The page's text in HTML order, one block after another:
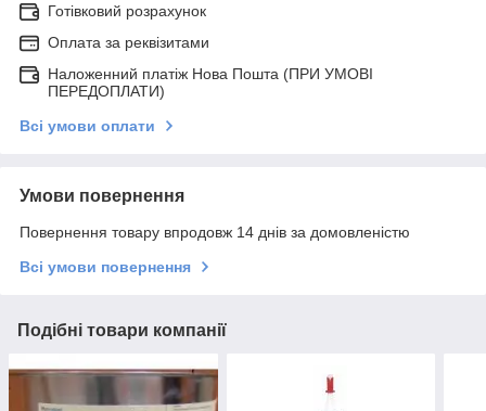
Готівковий розрахунок
Оплата за реквізитами
Наложенний платіж Нова Пошта (ПРИ УМОВІ
ПЕРЕДОПЛАТИ)
Всі умови оплати
Умови повернення
Повернення товару впродовж 14 днів за домовленістю
Всі умови повернення
Подібні товари компанії